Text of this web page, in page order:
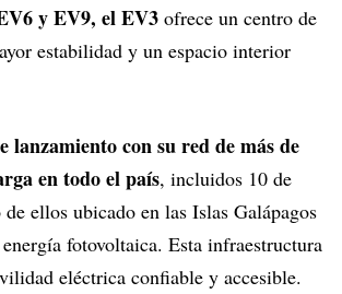
y EV9, el EV3 ofrece un centro de
estabilidad y un espacio interior
lanzamiento con su red de más de
en todo el país, incluidos 10 de
ellos ubicado en las Islas Galápagos
fotovoltaica. Esta infraestructura
eléctrica confiable y accesible.